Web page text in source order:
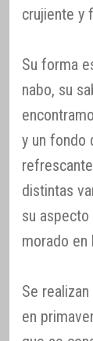
crujiente y
Su forma
nabo, su
y un fondo
distintas
su
morado en
Se
en